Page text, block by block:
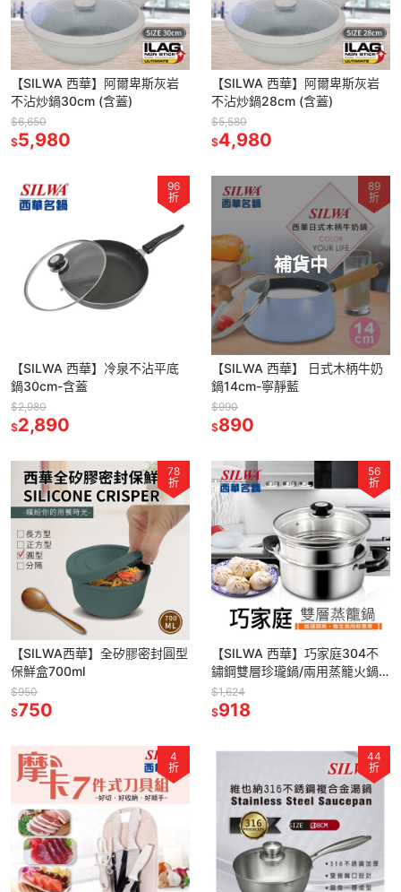
【SILWA 西華】阿爾卑斯灰岩
不沾炒鍋30cm (含蓋)
$6,650
$5,980
【SILWA 西華】阿爾卑斯灰岩
不沾炒鍋28cm (含蓋)
$5,580
$4,980
96
折
【SILWA 西華】冷泉不沾平底
鍋30cm-含蓋
$2,980
$2,890
補貨中
89
折
【SILWA 西華】 日式木柄牛奶
鍋14cm-寧靜藍
$990
$890
78
折
【SILWA西華】全矽膠密封圓型
保鮮盒700ml
$950
$750
56
折
【SILWA 西華】巧家庭304不
鏽鋼雙層珍瓏鍋/兩用蒸籠火鍋
26cm(IH/電磁爐適用)
$1,624
$918
4
折
44
折